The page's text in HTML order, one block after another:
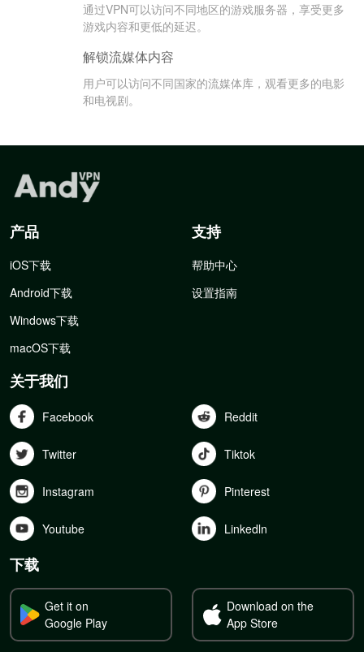
通过VPN可以访问不同地区的游戏服务器，享受更多
游戏内容和更低的延迟。
解锁流媒体内容
用户可以访问不同国家的流媒体库，观看更多的电影
和电视剧。
产品
iOS下载
Android下载
Windows下载
macOS下载
支持
帮助中心
设置指南
关于我们
Facebook Reddit
Twitter Tiktok
Instagram Pinterest
Youtube Linkedln
下载
Get it on
Google Play
Download on the
App Store